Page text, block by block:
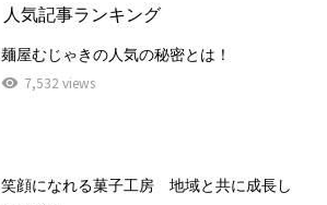
人気記事ランキング
麺屋むじゃきの人気の秘密とは！
7,532 views
笑顔になれる菓子工房 地域と共に成長し